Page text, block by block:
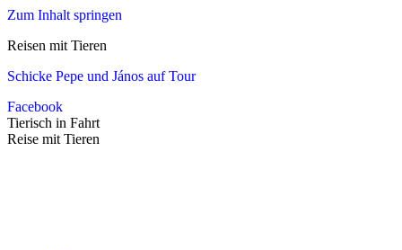
Zum Inhalt springen
Reisen mit Tieren
Schicke Pepe und János auf Tour
Facebook
Tierisch in Fahrt
Reise mit Tieren